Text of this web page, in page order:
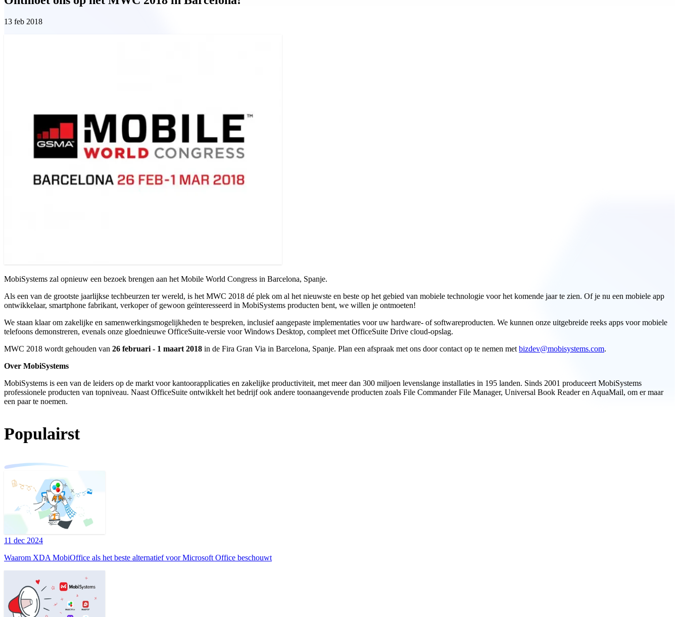
13 feb 2018
MobiSystems zal opnieuw een bezoek brengen aan het Mobile World Congress in Barcelona, Spanje.
Als een van de grootste jaarlijkse techbeurzen ter wereld, is het MWC 2018 dé plek om al het nieuwste en beste op het gebied van mobiele technologie voor het komende jaar te zien. Of je nu een mobiele app
ontwikkelaar, smartphone fabrikant, verkoper of gewoon geïnteresseerd in MobiSystems producten bent, we willen je ontmoeten!
We staan klaar om zakelijke en samenwerkingsmogelijkheden te bespreken, inclusief aangepaste implementaties voor uw hardware- of softwareproducten. We kunnen onze uitgebreide reeks apps voor mobiele
telefoons demonstreren, evenals onze gloednieuwe OfficeSuite-versie voor Windows Desktop, compleet met OfficeSuite Drive cloud-opslag.
MWC 2018 wordt gehouden van 26 februari - 1 maart 2018 in de Fira Gran Via in Barcelona, Spanje. Plan een afspraak met ons door contact op te nemen met bizdev@mobisystems.com.
Over MobiSystems
MobiSystems is een van de leiders op de markt voor kantoorapplicaties en zakelijke productiviteit, met meer dan 300 miljoen levenslange installaties in 195 landen. Sinds 2001 produceert MobiSystems
professionele producten van topniveau. Naast OfficeSuite ontwikkelt het bedrijf ook andere toonaangevende producten zoals File Commander File Manager, Universal Book Reader en AquaMail, om er maar
een paar te noemen.
Populairst
11 dec 2024
Waarom XDA MobiOffice als het beste alternatief voor Microsoft Office beschouwt